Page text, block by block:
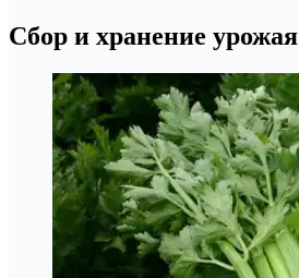
Сбор и хранение урожая